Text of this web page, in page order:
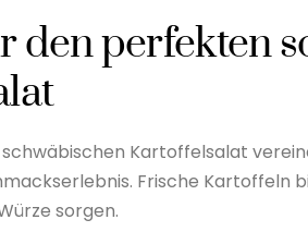
den perfekten
Kartoffelsalat
Frische Kartoffeln
sorgen.